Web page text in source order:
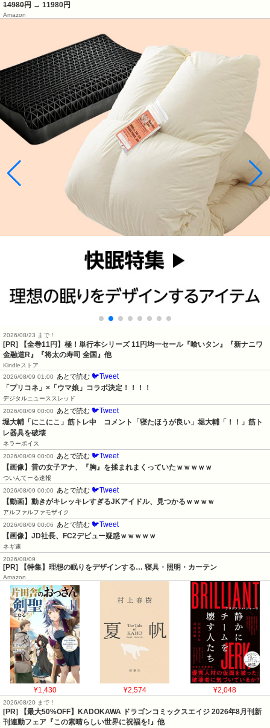
14980円 → 11980円
Amazon
2026/08/23 まで！
[PR]
【全巻11円】極！単行本シリーズ 11円均一セール『喰いタン』『新ナニワ
金融道R』『将太の寿司 全国』他
Kindleストア
2026/08/09 01:00
あとで読む 🐦Tweet
「プリコネ」×「ウマ娘」コラボ決定！！！！
デジタルニューススレッド
2026/08/09 00:00
あとで読む 🐦Tweet
堀大輔「にこにこ」筋トレ中　コメント「寝たほうが良い」堀大輔「！！」筋ト
レ器具を破壊
ネラーボイス
2026/08/09 00:00
あとで読む 🐦Tweet
【画像】昔の女子アナ、『胸』を揉まれまくっていたｗｗｗｗｗ
ついんてーる速報
2026/08/09 00:00
あとで読む 🐦Tweet
【動画】動きがキレッキレすぎるJKアイドル、見つかるｗｗｗｗ
アルファルファモザイク
2026/08/09 00:06
あとで読む 🐦Tweet
【画像】JD社長、FC2デビュー疑惑ｗｗｗｗｗ
ネギ速
2026/08/09
[PR] 【特集】理想の眠りをデザインする… 寝具・照明・カーテン
Amazon
¥1,430 ¥2,574 ¥2,048
2026/08/20 まで！
[PR] 【最大50%OFF】KADOKAWA ドラゴンコミックスエイジ 2026年8月刊新
刊連動フェア『この素晴らしい世界に祝福を!』他